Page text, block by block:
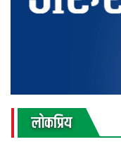
लाेकप्रिय